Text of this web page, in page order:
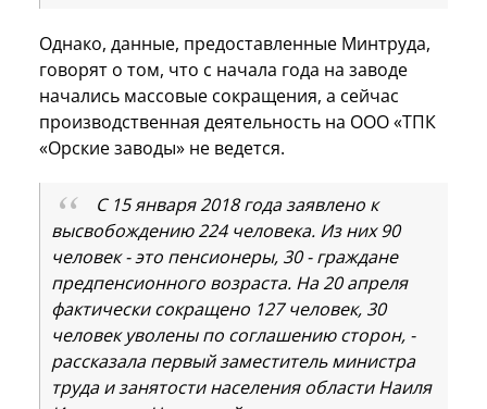
Однако, данные, предоставленные Минтруда,
говорят о том, что с начала года на заводе
начались массовые сокращения, а сейчас
производственная деятельность на ООО «ТПК
«Орские заводы» не ведется.
С 15 января 2018 года заявлено к
высвобождению 224 человека. Из них 90
человек - это пенсионеры, 30 - граждане
предпенсионного возраста. На 20 апреля
фактически сокращено 127 человек, 30
человек уволены по соглашению сторон, -
рассказала первый заместитель министра
труда и занятости населения области Наиля